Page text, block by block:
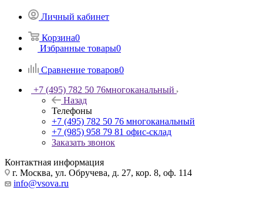
Личный кабинет
Корзина0
Избранные товары0
Сравнение товаров0
+7 (495) 782 50 76многоканальный
Назад
Телефоны
+7 (495) 782 50 76 многоканальный
+7 (985) 958 79 81 офис-склад
Заказать звонок
Контактная информация
г. Москва, ул. Обручева, д. 27, кор. 8, оф. 114
info@vsova.ru